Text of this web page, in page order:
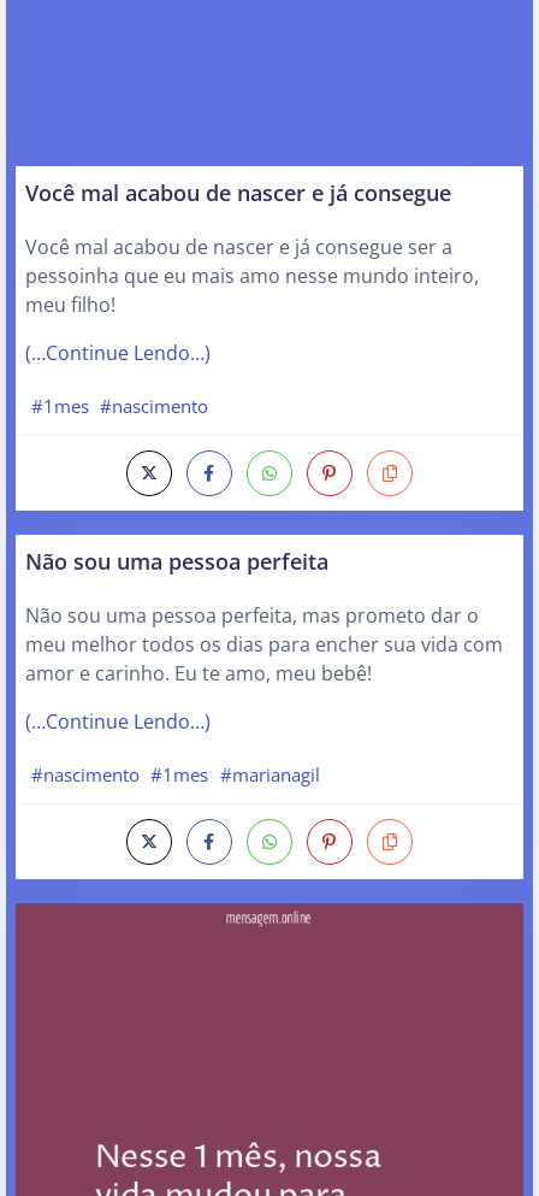
Você mal acabou de nascer e já consegue
Você mal acabou de nascer e já consegue ser a
pessoinha que eu mais amo nesse mundo inteiro,
meu filho!
(…Continue Lendo…)
#1mes #nascimento
Não sou uma pessoa perfeita
Não sou uma pessoa perfeita, mas prometo dar o
meu melhor todos os dias para encher sua vida com
amor e carinho. Eu te amo, meu bebê!
(…Continue Lendo…)
#nascimento #1mes #marianagil